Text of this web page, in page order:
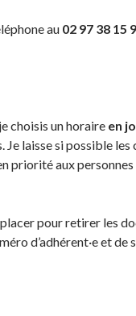
au 02 97 38 15
choisis un horaire en
Je laisse si possible
priorité aux
pour retirer les
d’adhérent·e et de